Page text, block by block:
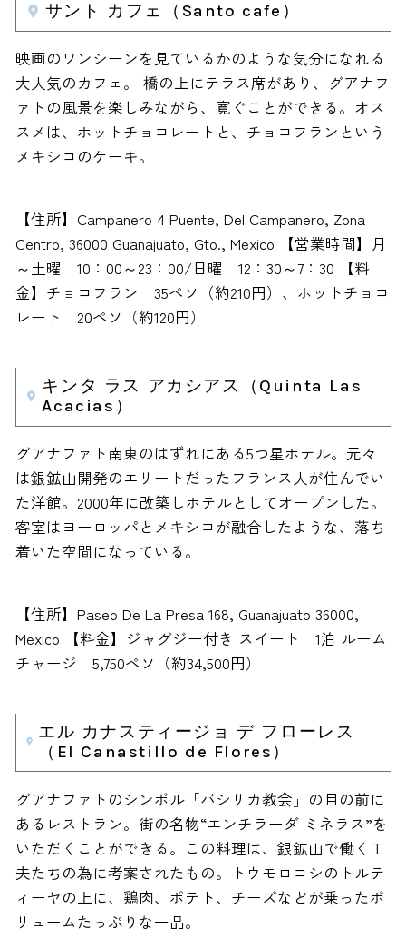
サント カフェ（Santo cafe）
映画のワンシーンを見ているかのような気分になれる
大人気のカフェ。 橋の上にテラス席があり、グアナフ
ァトの風景を楽しみながら、寛ぐことができる。オス
スメは、ホットチョコレートと、チョコフランという
メキシコのケーキ。
【住所】Campanero 4 Puente, Del Campanero, Zona
Centro, 36000 Guanajuato, Gto., Mexico 【営業時間】月
～土曜 10：00～23：00/日曜 12：30～7：30 【料
金】チョコフラン 35ペソ（約210円）、ホットチョコ
レート 20ペソ（約120円）
キンタ ラス アカシアス（Quinta Las
Acacias）
グアナファト南東のはずれにある5つ星ホテル。元々
は銀鉱山開発のエリートだったフランス人が住んでい
た洋館。2000年に改築しホテルとしてオープンした。
客室はヨーロッパとメキシコが融合したような、落ち
着いた空間になっている。
【住所】Paseo De La Presa 168, Guanajuato 36000,
Mexico 【料金】ジャグジー付き スイート 1泊 ルーム
チャージ 5,750ペソ（約34,500円）
エル カナスティージョ デ フローレス
（El Canastillo de Flores）
グアナファトのシンボル「バシリカ教会」の目の前に
あるレストラン。街の名物“エンチラーダ ミネラス”を
いただくことができる。この料理は、銀鉱山で働く工
夫たちの為に考案されたもの。トウモロコシのトルテ
ィーヤの上に、鶏肉、ポテト、チーズなどが乗ったボ
リュームたっぷりな一品。